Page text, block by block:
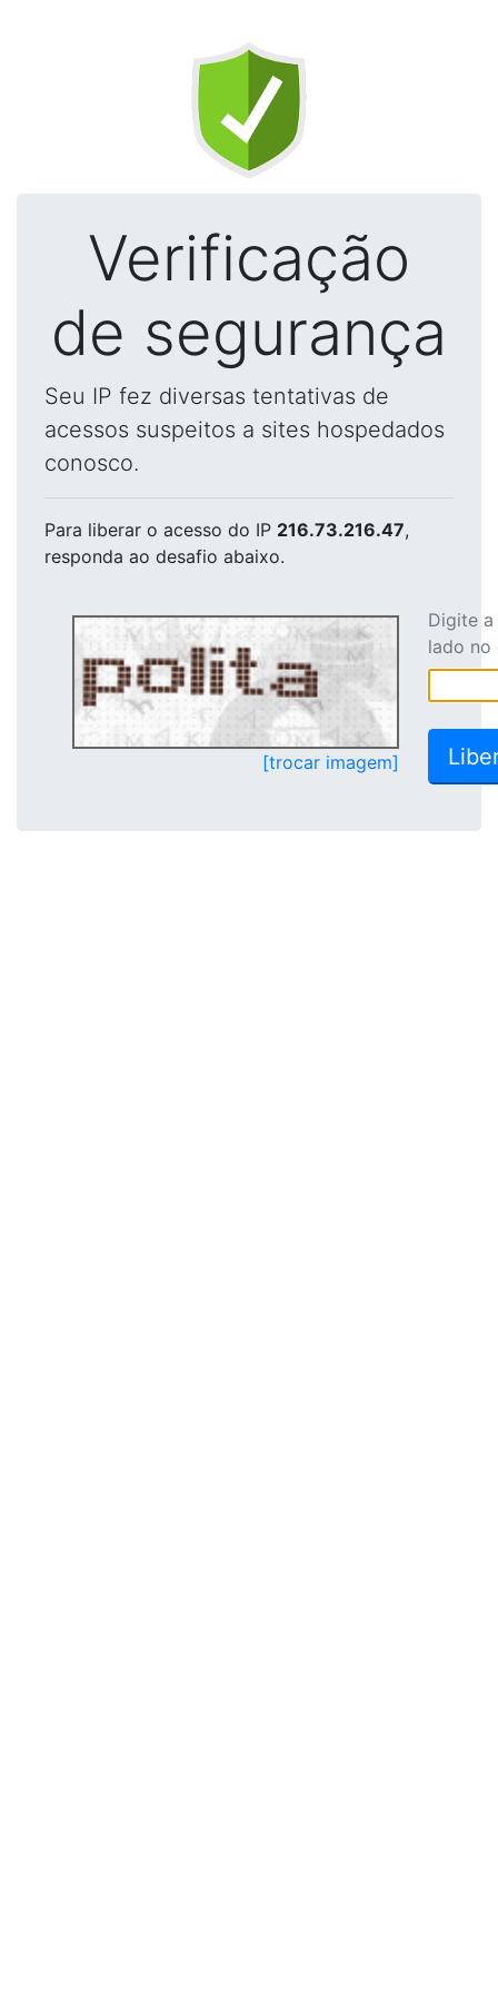
Verificação
de segurança
Seu IP fez diversas tentativas de
acessos suspeitos a sites hospedados
conosco.
Para liberar o acesso do IP 216.73.216.47,
responda ao desafio abaixo.
[trocar imagem]
Digite
lado no